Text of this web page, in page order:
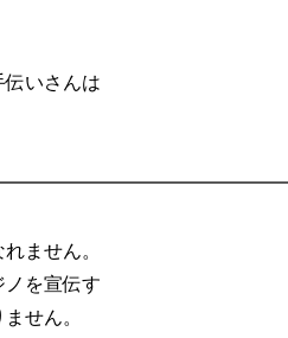
伝いさんは
ません。
を宣伝す
せん。